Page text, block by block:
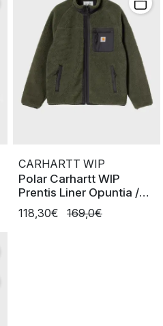
CARHARTT WIP
Polar Carhartt WIP
Prentis Liner Opuntia /
Black
118,30€ 169,0€